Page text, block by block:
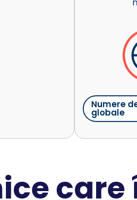
Numere
globale
care